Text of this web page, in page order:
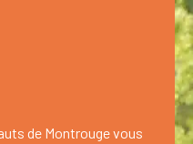
de Montrouge vous